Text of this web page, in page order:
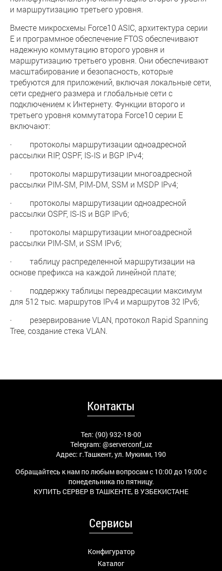
и маршрутизацию третьего уровня.
Вместе микросхемы Force10 ASIC, архитектура серии
E и программное обеспечение FTOS обеспечивают
надежную коммутацию второго уровня и
маршрутизацию третьего уровня. Они обеспечивают
масштабирование и безопасность, которые
требуются для приложений, включая локальные сети,
сети среднего размера и глобальные сети с
подключением к Интернету. Функции второго и
третьего уровня коммутатора Force10 серии E
включают:
· протоколы маршрутизации одноадресной
рассылки RIP, OSPF, IS-IS и BGP IPv4;
· протоколы маршрутизации многоадресной
рассылки PIM-SM, PIM-DM, SSM и MSDP IPv4;
· протоколы маршрутизации одноадресной
рассылки OSPF, IS-IS и BGP IPv6;
· протоколы маршрутизации многоадресной
рассылки PIM-SM, и SSM IPv6;
· таблицу распределенной маршрутизации на
основе префикса на каждой линейной плате;
· поддержку таблицы переадресации максимум
для 512 тыс. маршрутов IPv4 и маршрутов 32 IPv6;
· резервирование VLAN, протокол Rapid Spanning
Tree, создание стека VLAN.
Контакты
Тел: (90) 932-18-00
Telegram: @serverconf_uz
Адрес: г.Ташкент, ул. Мукими, 190
Обращайтесь к нам по любым вопросам с 10:00 до 19:00 с
понедельника по пятницу.
КУПИТЬ СЕРВЕР В ТАШКЕНТЕ, В УЗБЕКИСТАНЕ
Сервисы
Конфигуратор
Каталог